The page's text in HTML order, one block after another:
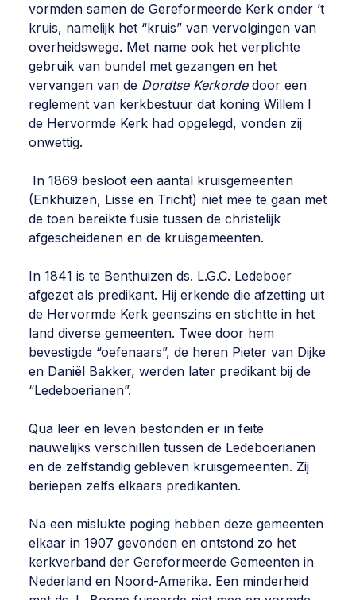
vormden samen de Gereformeerde Kerk onder ’t
kruis, namelijk het “kruis” van vervolgingen van
overheidswege. Met name ook het verplichte
gebruik van bundel met gezangen en het
vervangen van de Dordtse Kerkordedoor een
reglement van kerkbestuur dat koning Willem I
de Hervormde Kerk had opgelegd, vonden zij
onwettig.
In 1869 besloot een aantal kruisgemeenten
(Enkhuizen, Lisse en Tricht) niet mee te gaan met
de toen bereikte fusie tussen de christelijk
afgescheidenen en de kruisgemeenten.
In 1841 is te Benthuizen ds. L.G.C. Ledeboer
afgezet als predikant. Hij erkende die afzetting uit
de Hervormde Kerk geenszins en stichtte in het
land diverse gemeenten. Twee door hem
bevestigde “oefenaars”, de heren Pieter van Dijke
en Daniël Bakker, werden later predikant bij de
“Ledeboerianen”.
Qua leer en leven bestonden er in feite
nauwelijks verschillen tussen de Ledeboerianen
en de zelfstandig gebleven kruisgemeenten. Zij
beriepen zelfs elkaars predikanten.
Na een mislukte poging hebben deze gemeenten
elkaar in 1907 gevonden en ontstond zo het
kerkverband der Gereformeerde Gemeenten in
Nederland en Noord-Amerika. Een minderheid